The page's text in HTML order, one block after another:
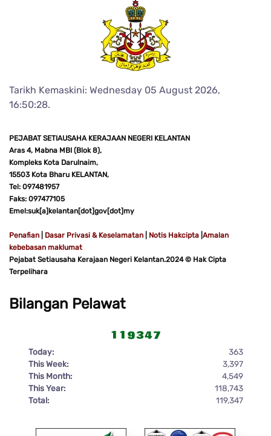
Tarikh Kemaskini: Wednesday 05 August 2026,
16:50:28.
PEJABAT SETIAUSAHA KERAJAAN NEGERI KELANTAN
Aras 4, Mabna MBI (Blok 8),
Kompleks Kota Darulnaim,
15503 Kota Bharu KELANTAN,
Tel: 097481957
Faks: 097477105
Emel:suk[a]kelantan[dot]gov[dot]my
Penafian Dasar Privasi & Keselamatan Notis Hakcipta Amalan
kebebasan maklumat
Pejabat Setiausaha Kerajaan Negeri Kelantan.2024 © Hak Cipta
Terpelihara
Bilangan Pelawat
Today:
363
This Week:
3,397
This Month:
4,549
This Year:
118,743
Total:
119,347